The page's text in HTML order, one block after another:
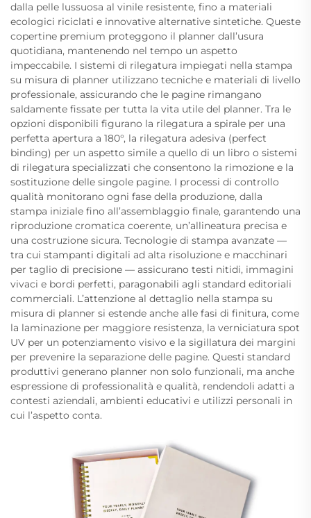
dalla pelle lussuosa al vinile resistente, fino a materiali
ecologici riciclati e innovative alternative sintetiche. Queste
copertine premium proteggono il planner dall’usura
quotidiana, mantenendo nel tempo un aspetto
impeccabile. I sistemi di rilegatura impiegati nella stampa
su misura di planner utilizzano tecniche e materiali di livello
professionale, assicurando che le pagine rimangano
saldamente fissate per tutta la vita utile del planner. Tra le
opzioni disponibili figurano la rilegatura a spirale per una
perfetta apertura a 180°, la rilegatura adesiva (perfect
binding) per un aspetto simile a quello di un libro o sistemi
di rilegatura specializzati che consentono la rimozione e la
sostituzione delle singole pagine. I processi di controllo
qualità monitorano ogni fase della produzione, dalla
stampa iniziale fino all’assemblaggio finale, garantendo una
riproduzione cromatica coerente, un’allineatura precisa e
una costruzione sicura. Tecnologie di stampa avanzate —
tra cui stampanti digitali ad alta risoluzione e macchinari
per taglio di precisione — assicurano testi nitidi, immagini
vivaci e bordi perfetti, paragonabili agli standard editoriali
commerciali. L’attenzione al dettaglio nella stampa su
misura di planner si estende anche alle fasi di finitura, come
la laminazione per maggiore resistenza, la verniciatura spot
UV per un potenziamento visivo e la sigillatura dei margini
per prevenire la separazione delle pagine. Questi standard
produttivi generano planner non solo funzionali, ma anche
espressione di professionalità e qualità, rendendoli adatti a
contesti aziendali, ambienti educativi e utilizzi personali in
cui l’aspetto conta.